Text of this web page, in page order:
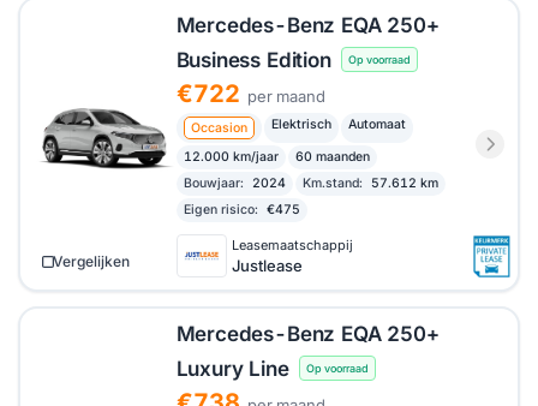
Mercedes-Benz EQA 250+
Business Edition
Op voorraad
€722 per maand
Occasion Elektrisch Automaat
12.000 km/jaar
60 maanden
Bouwjaar:
2024 Km.stand:
57.612 km
Eigen risico:
€475
Leasemaatschappij
Justlease
Vergelijken
Mercedes-Benz EQA 250+
Luxury Line
Op voorraad